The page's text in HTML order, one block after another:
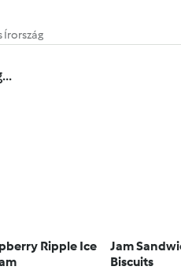
Írország
Ripple Ice
Jam
Biscuits